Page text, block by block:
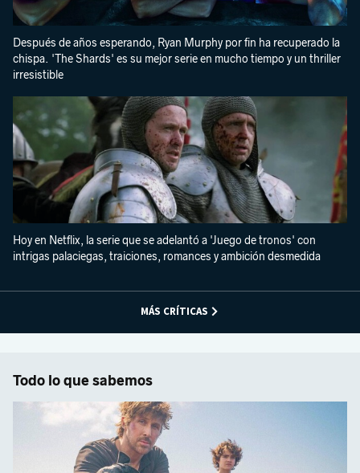
Después de años esperando, Ryan Murphy por fin ha recuperado la
chispa. 'The Shards' es su mejor serie en mucho tiempo y un thriller
irresistible
Hoy en Netflix, la serie que se adelantó a 'Juego de tronos' con
intrigas palaciegas, traiciones, romances y ambición desmedida
MÁS CRÍTICAS
Todo lo que sabemos